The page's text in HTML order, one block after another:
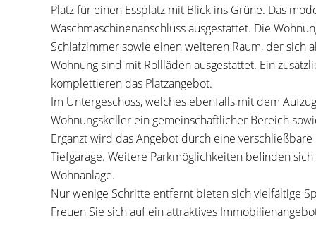
Platz für einen Essplatz mit Blick ins Grüne. Das
Waschmaschinenanschluss ausgestattet. Die
Schlafzimmer sowie einen weiteren Raum, der
Wohnung sind mit Rollläden ausgestattet. Ein
komplettieren das Platzangebot.
Im Untergeschoss, welches ebenfalls mit dem
Wohnungskeller ein gemeinschaftlicher Bereich
Ergänzt wird das Angebot durch eine
Tiefgarage. Weitere Parkmöglichkeiten befinden
Wohnanlage.
Nur wenige Schritte entfernt bieten sich vielfältige
Freuen Sie sich auf ein attraktives